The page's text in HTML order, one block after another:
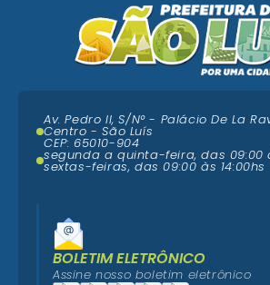
Av. Pedro II, S/N° - Palácio De La
Centro - São Luís
CEP: 65010-904
segunda a quinta-feira, das 09:00
sextas-feiras, das 09:00 às 14:00hs
BOLETIM ELETRÔNICO
Assine nosso boletim eletrônico